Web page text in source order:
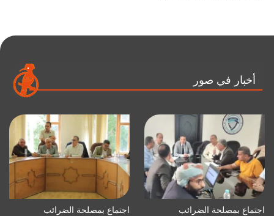
أخبار في صور
اجتماع بمصلحة الضرائب اجتماع بمصلحة الضرائب